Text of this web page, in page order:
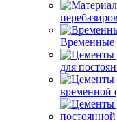
Временные
для
временной